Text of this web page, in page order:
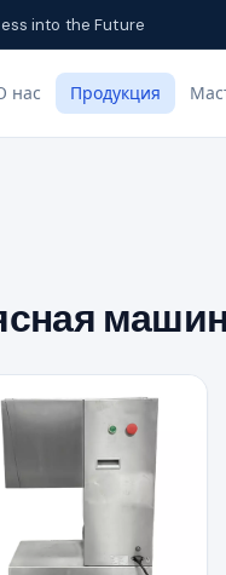
into the Future
нас Продукция